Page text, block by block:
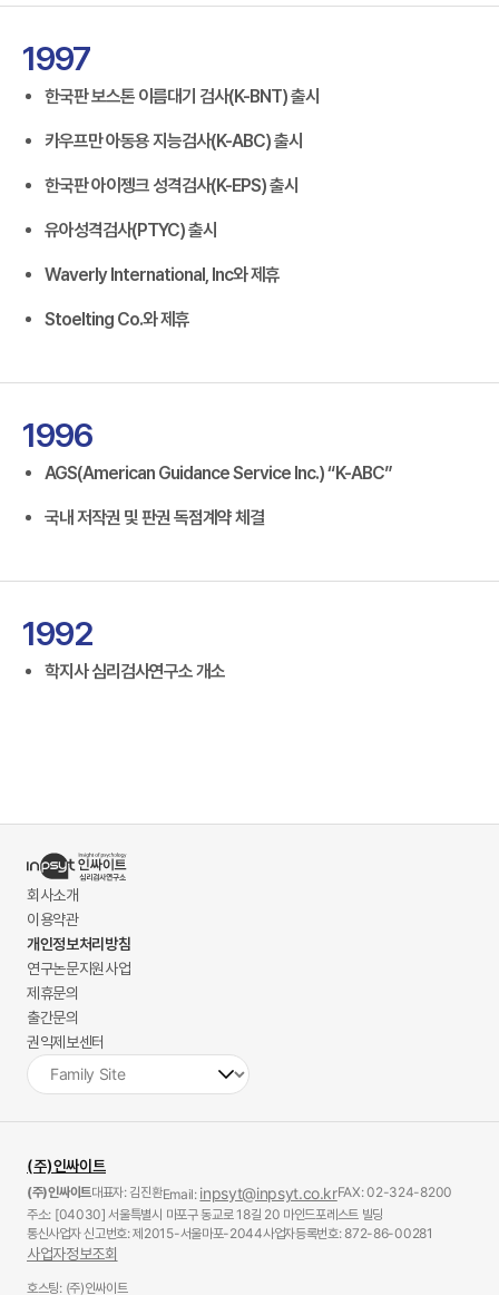
1997
한국판 보스톤 이름대기 검사(K-BNT) 출시
카우프만 아동용 지능검사(K-ABC) 출시
한국판 아이젱크 성격검사(K-EPS) 출시
유아성격검사(PTYC) 출시
Waverly International, Inc와 제휴
Stoelting Co.와 제휴
1996
AGS(American Guidance Service Inc.) “K-ABC”
국내 저작권 및 판권 독점계약 체결
1992
학지사 심리검사연구소 개소
회사소개
이용약관
개인정보처리방침
연구논문지원사업
제휴문의
출간문의
권익제보센터
(주)인싸이트
(주)인싸이트대표자: 김진환Email: inpsyt@inpsyt.co.krFAX: 02-324-8200
주소: [04030] 서울특별시 마포구 동교로 18길 20 마인드포레스트 빌딩
통신사업자 신고번호: 제2015-서울마포-2044사업자등록번호: 872-86-00281
사업자정보조회
호스팅: (주)인싸이트